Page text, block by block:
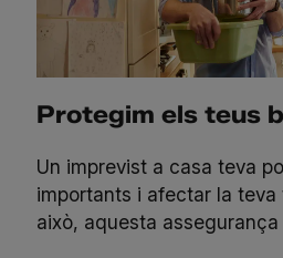
Protegim els teus
Un imprevist a casa teva
importants i afectar la teva
això, aquesta